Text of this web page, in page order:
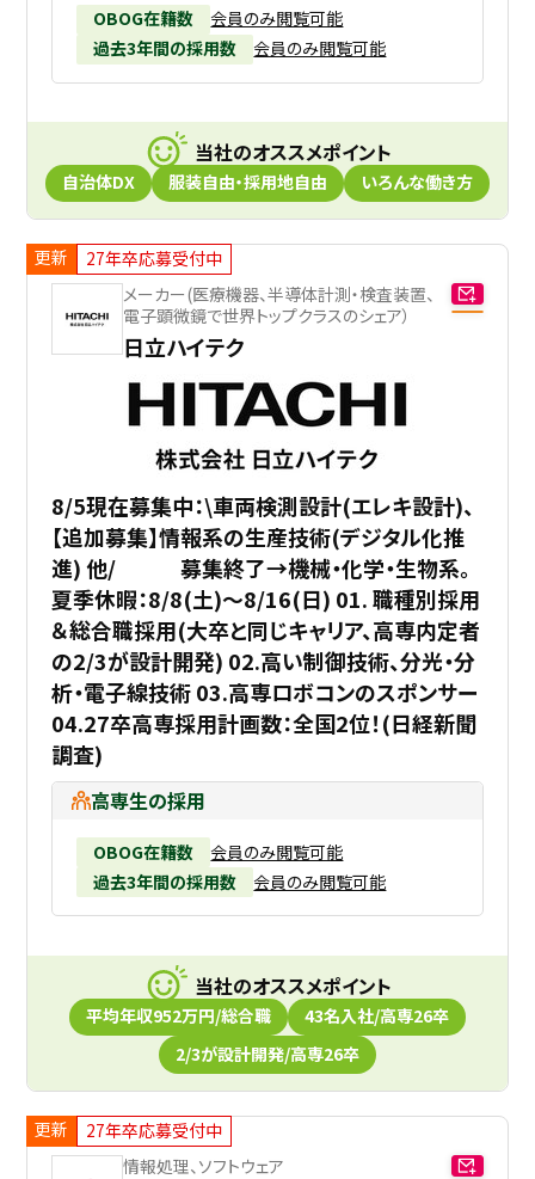
OBOG在籍数
会員のみ閲覧可能
過去3年間の採用数
会員のみ閲覧可能
当社のオススメポイント
自治体DX 服装自由・採用地自由 いろんな働き方
更新
27年卒応募受付中
メーカー(医療機器、半導体計測・検査装置、
電子顕微鏡で世界トップクラスのシェア）
日立ハイテク
8/5現在募集中：\車両検測設計(エレキ設計)、
【追加募集】情報系の生産技術(デジタル化推
進) 他/ 募集終了→機械・化学・生物系。
夏季休暇：8/8(土)～8/16(日) 01. 職種別採用
＆総合職採用(大卒と同じキャリア、高専内定者
の2/3が設計開発) 02.高い制御技術、分光・分
析・電子線技術 03.高専ロボコンのスポンサー
04.27卒高専採用計画数：全国2位！(日経新聞
調査)
高専生の採用
OBOG在籍数
会員のみ閲覧可能
過去3年間の採用数
会員のみ閲覧可能
当社のオススメポイント
平均年収952万円/総合職
43名入社/高専26卒
2/3が設計開発/高専26卒
更新
27年卒応募受付中
情報処理、ソフトウェア